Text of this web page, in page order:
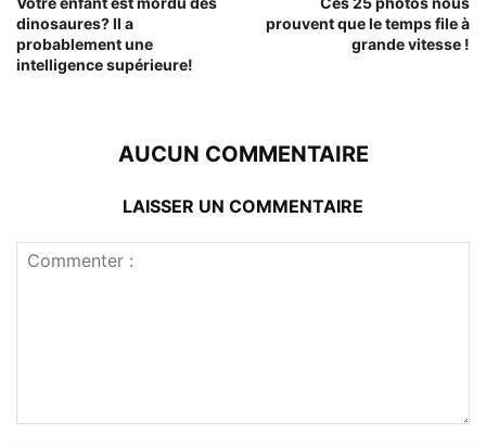
dinosaures? Il a
probablement une
intelligence supérieure!
prouvent que le temps file à
grande vitesse !
AUCUN COMMENTAIRE
LAISSER UN COMMENTAIRE